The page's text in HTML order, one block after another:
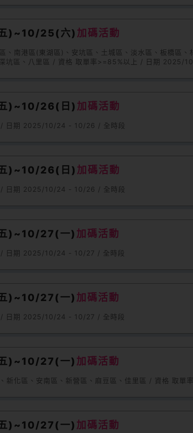
)~10/25(六) 加碼活動
南港區(東湖區)、安坑區、土城區、淡水區、板橋區、
深坑區、八里區 / 資格 取單率>=85%以上 / 日期 2025/
)~10/26(日) 加碼活動
/ 日期 2025/10/24 - 10/26 / 全時段
)~10/26(日) 加碼活動
/ 日期 2025/10/24 - 10/26 / 全時段
)~10/27(一) 加碼活動
/ 日期 2025/10/24 - 10/27 / 全時段
)~10/27(一) 加碼活動
/ 日期 2025/10/24 - 10/27 / 全時段
)~10/27(一) 加碼活動
新化區、安南區、新營區、麻豆區、佳里區 / 資格
)~10/27(一) 加碼活動